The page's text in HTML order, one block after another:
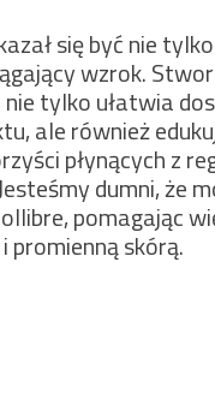
się być nie tylko
wzrok.
tylko ułatwia
ale również
płynących z
dumni, że
pomagając
promienną skórą.